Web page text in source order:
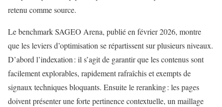
retenu comme source.
Le benchmark SAGEO Arena, publié en février 2026, montre
que les leviers d’optimisation se répartissent sur plusieurs niveaux.
D’abord l’indexation : il s’agit de garantir que les contenus sont
facilement explorables, rapidement rafraîchis et exempts de
signaux techniques bloquants. Ensuite le reranking : les pages
doivent présenter une forte pertinence contextuelle, un maillage